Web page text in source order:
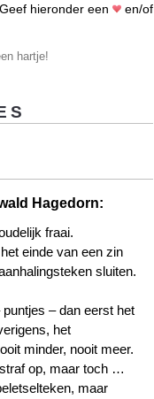
hieronder een
en/of
hartje!
Hagedorn:
fraai.
einde van een zin
sluiten.
– dan eerst het
het
minder, nooit meer.
op, maar toch …
maar